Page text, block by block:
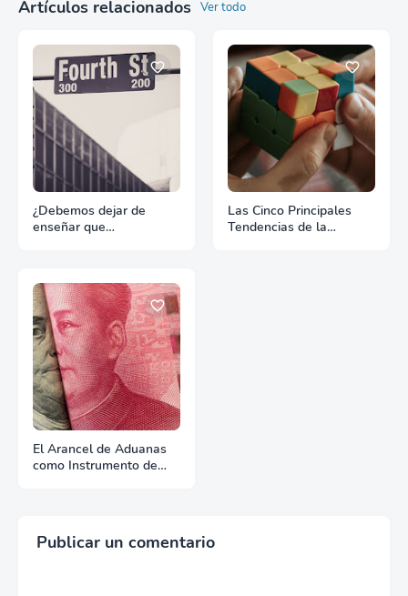
Artículos relacionados Ver todo
¿Debemos dejar de
enseñar que
Las Cinco Principales
Tendencias de la
El Arancel de Aduanas
como Instrumento de
Publicar un comentario